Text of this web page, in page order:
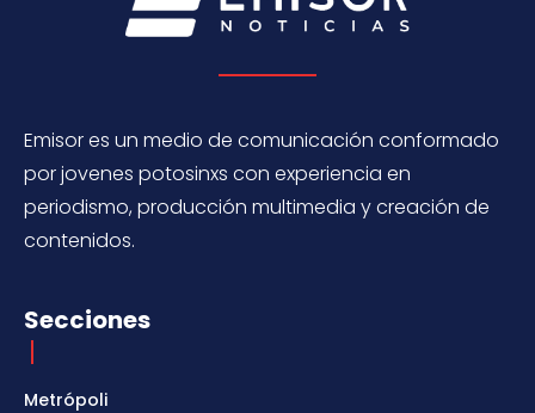
Emisor es un medio de comunicación conformado
por jovenes potosinxs con experiencia en
periodismo, producción multimedia y creación de
contenidos.
Secciones
Metrópoli